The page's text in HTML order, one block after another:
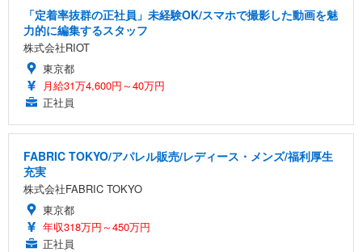
「定着率抜群の正社員」未経験OK/スマホで撮影した動画を魅
力的に編集するスタッフ
株式会社RIOT
東京都
月給31万4,600円～40万円
正社員
FABRIC TOKYO/アパレル販売/レディース・メンズ/福利厚生
充実
株式会社FABRIC TOKYO
東京都
年収318万円～450万円
正社員